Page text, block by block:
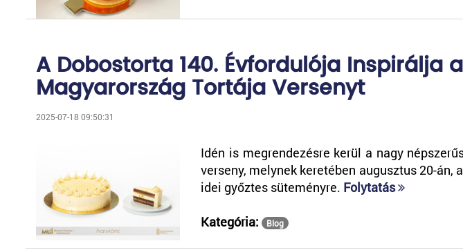
A Dobostorta 140. Évfordulója Inspirálja
Magyarország Tortája Versenyt
2025-07-18 09:50:31
Idén is megrendezésre kerül a nagy
verseny, melynek keretében augusztus 20-
idei győztes süteményre. Folytatás
Kategória: Blog